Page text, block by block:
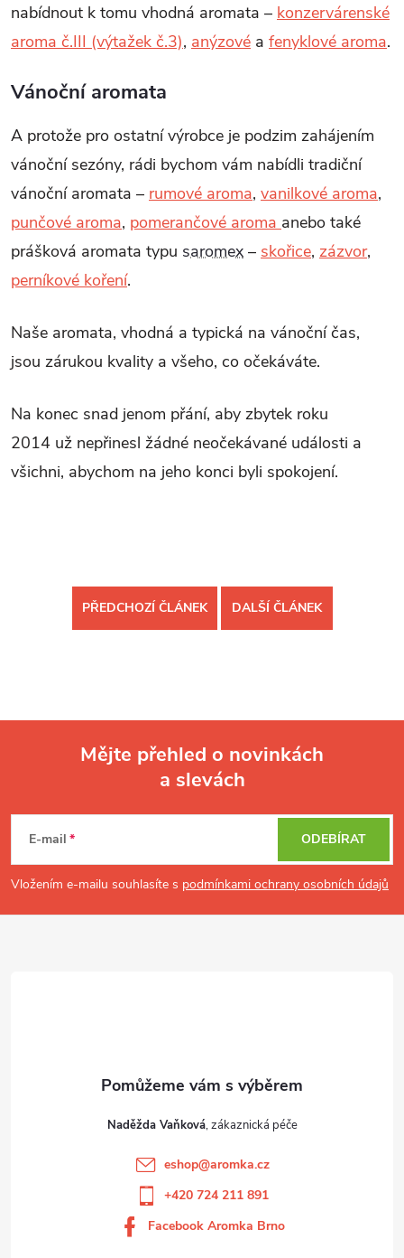
nabídnout k tomu vhodná aromata – konzervárenské
aroma č.III (výtažek č.3), anýzové a fenyklové aroma.
Vánoční aromata
A protože pro ostatní výrobce je podzim zahájením
vánoční sezóny, rádi bychom vám nabídli tradiční
vánoční aromata – rumové aroma, vanilkové aroma,
punčové aroma, pomerančové aroma anebo také
prášková aromata typu saromex – skořice, zázvor,
perníkové koření.
Naše aromata, vhodná a typická na vánoční čas,
jsou zárukou kvality a všeho, co očekáváte.
Na konec snad jenom přání, aby zbytek roku
2014 už nepřinesl žádné neočekávané události a
všichni, abychom na jeho konci byli spokojení.
PŘEDCHOZÍ ČLÁNEK DALŠÍ ČLÁNEK
í
Mějte přehled o novinkách
a slevách
E-mail
Vložením e-mailu souhlasíte s podmínkami ochrany osobních údajů
ODEBÍRAT
Naděžda Vaňková
eshop@aromka.cz
+420 724 211 891
Facebook Aromka Brno